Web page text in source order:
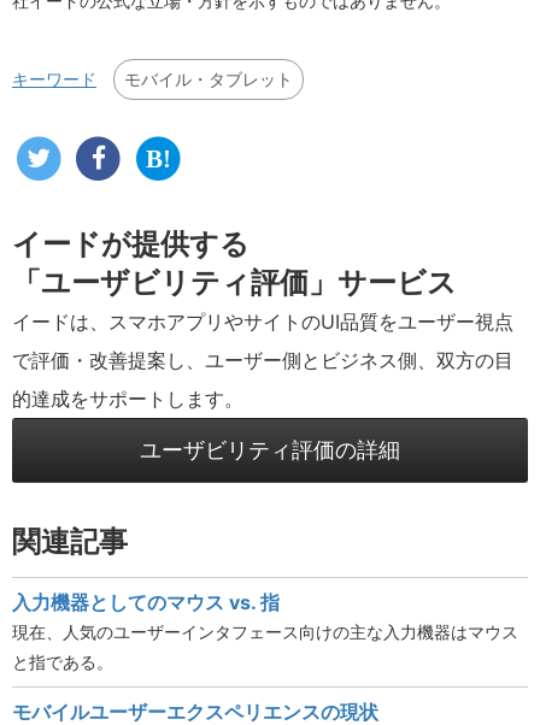
キーワード モバイル・タブレット
イードが提供する
「ユーザビリティ評価」サービス
イードは、スマホアプリやサイトのUI品質をユーザー視点
で評価・改善提案し、ユーザー側とビジネス側、双方の目
的達成をサポートします。
ユーザビリティ評価の詳細
関連記事
入力機器としてのマウス vs. 指
現在、人気のユーザーインタフェース向けの主な入力機器はマウス
と指である。
モバイルユーザーエクスペリエンスの現状